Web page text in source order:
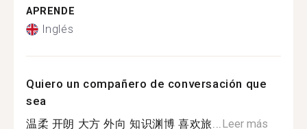
APRENDE
Inglés
Quiero un compañero de conversación que
sea
温柔 开朗 大方 外向 知识渊博 喜欢旅...Leer más